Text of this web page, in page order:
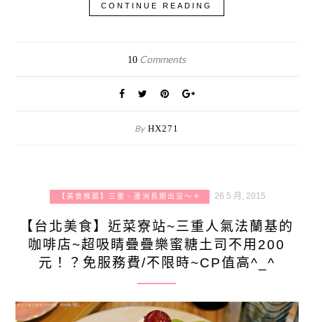
CONTINUE READING
10 Comments
By HX271
【美食推薦】三重、蘆洲長期出沒～＊ 26 5 月, 2015
【台北美食】近菜寮站~三重人氣法蘭基的
咖啡店~超吸睛疊疊樂蜜糖土司不用200
元！？免服務費/不限時~CP值高^_^